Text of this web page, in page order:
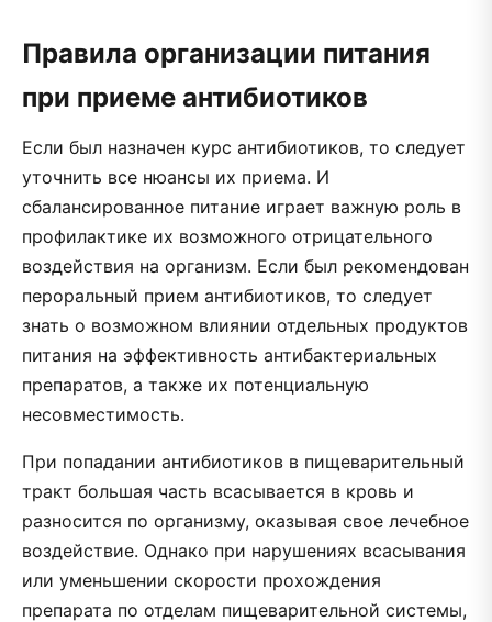
Правила организации питания
при приеме антибиотиков
Если был назначен курс антибиотиков, то следует
уточнить все нюансы их приема. И
сбалансированное питание играет важную роль в
профилактике их возможного отрицательного
воздействия на организм. Если был рекомендован
пероральный прием антибиотиков, то следует
знать о возможном влиянии отдельных продуктов
питания на эффективность антибактериальных
препаратов, а также их потенциальную
несовместимость.
При попадании антибиотиков в пищеварительный
тракт большая часть всасывается в кровь и
разносится по организму, оказывая свое лечебное
воздействие. Однако при нарушениях всасывания
или уменьшении скорости прохождения
препарата по отделам пищеварительной системы,